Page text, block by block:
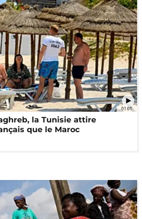
01:01
la Tunisie attire
que le Maroc